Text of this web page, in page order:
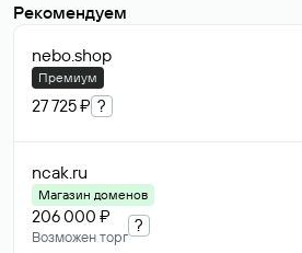
Рекомендуем
nebo.shop
Премиум
27 725 ₽ ?
ncak.ru
Магазин доменов
206 000 ₽
Возможен торг
?